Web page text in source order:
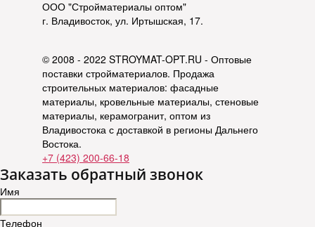
ООО "Стройматериалы оптом"
г. Владивосток, ул. Иртышская, 17.
© 2008 - 2022 STROYMAT-OPT.RU - Оптовые
поставки стройматериалов. Продажа
строительных материалов: фасадные
материалы, кровельные материалы, стеновые
материалы, керамогранит, оптом из
Владивостока с доставкой в регионы Дальнего
Востока.
+7 (423) 200-66-18
Заказать обратный звонок
Имя
Телефон